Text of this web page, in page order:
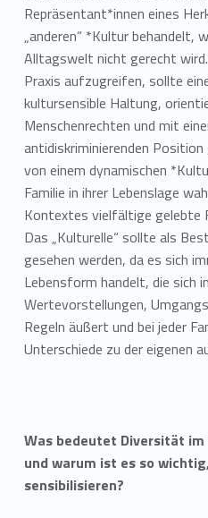
Repräsentant*innen eines
„anderen“ *Kultur behandelt,
Alltagswelt nicht gerecht
Praxis aufzugreifen, sollte
kultursensible Haltung,
Menschenrechten und mit
antidiskriminierenden
von einem dynamischen
Familie in ihrer Lebenslage
Kontextes vielfältige gelebte
Das „Kulturelle“ sollte als
gesehen werden, da es sich
Lebensform handelt, die sich
Wertevorstellungen,
Regeln äußert und bei jeder
Unterschiede zu der eigenen
Was bedeutet Diversität im
und warum ist es so
sensibilisieren?